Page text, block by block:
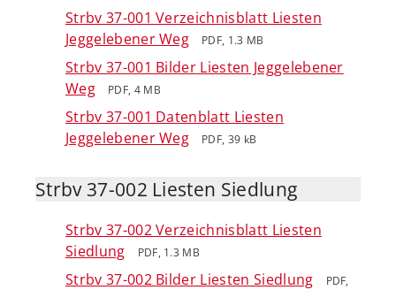
Strbv 37-001 Verzeichnisblatt Liesten
Jeggelebener Weg
PDF, 1.3 MB
Strbv 37-001 Bilder Liesten Jeggelebener
Weg
PDF, 4 MB
Strbv 37-001 Datenblatt Liesten
Jeggelebener Weg
PDF, 39 kB
Strbv 37-002 Liesten Siedlung
Strbv 37-002 Verzeichnisblatt Liesten
Siedlung
PDF, 1.3 MB
Strbv 37-002 Bilder Liesten Siedlung
PDF,